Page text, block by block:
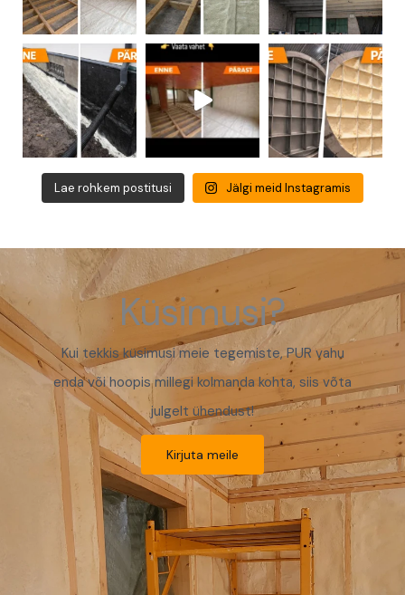
Lae rohkem postitusi Jälgi meid Instagramis
Küsimusi?
Kui tekkis küsimusi meie tegemiste, PUR vahu
enda või hoopis millegi kolmanda kohta, siis võta
julgelt ühendust!
Kirjuta meile